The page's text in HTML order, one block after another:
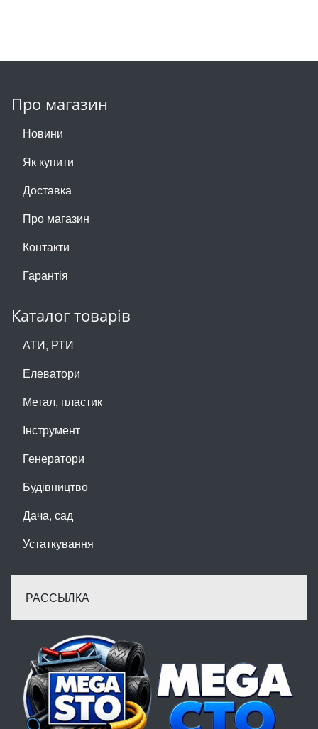
Про магазин
Новини
Як купити
Доставка
Про магазин
Контакти
Гарантія
Каталог товарів
АТИ, РТИ
Елеватори
Метал, пластик
Інструмент
Генератори
Будівництво
Дача, сад
Устаткування
РАССЫЛКА